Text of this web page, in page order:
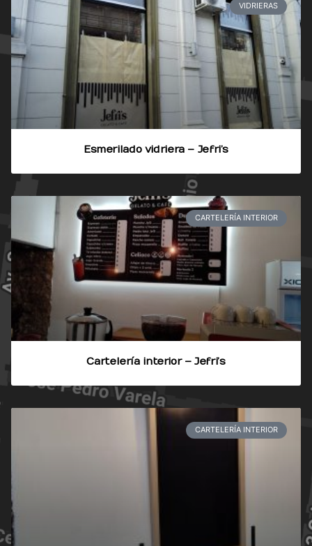
VIDRIERAS
Esmerilado vidriera – Jefri’s
CARTELERÍA INTERIOR
Cartelería interior – Jefri’s
CARTELERÍA INTERIOR